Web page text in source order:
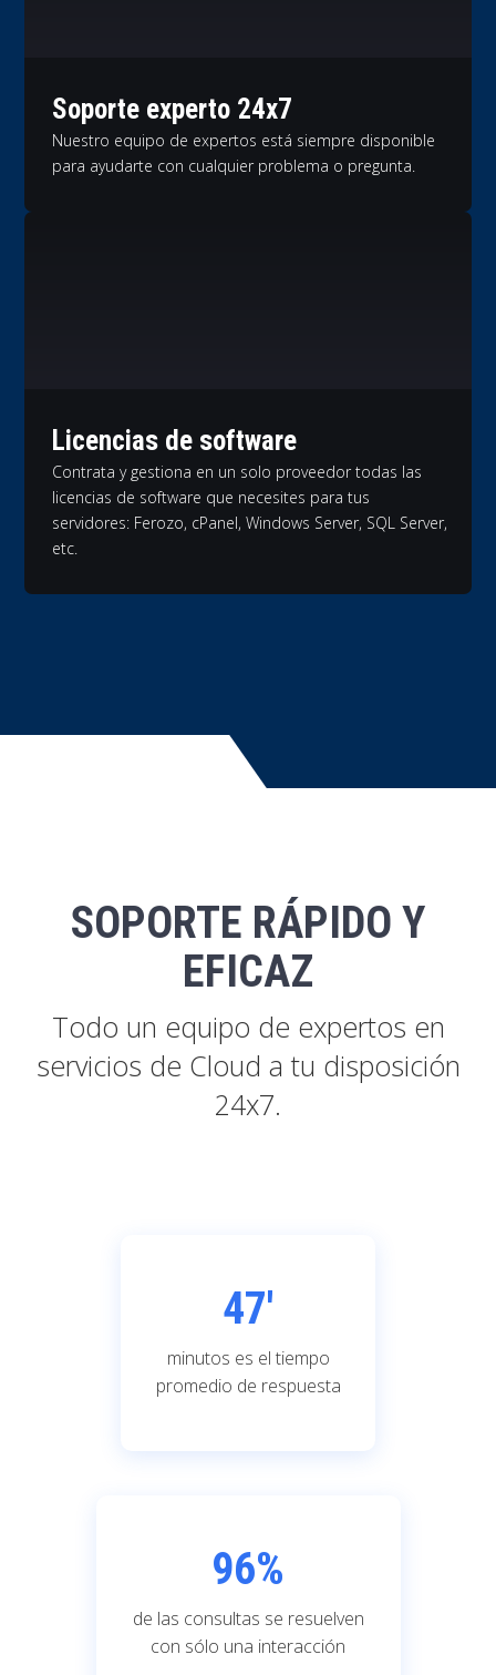
Soporte experto 24x7
Nuestro equipo de expertos está siempre disponible
para ayudarte con cualquier problema o pregunta.
Licencias de software
Contrata y gestiona en un solo proveedor todas las
licencias de software que necesites para tus
servidores: Ferozo, cPanel, Windows Server, SQL Server,
etc.
SOPORTE RÁPIDO Y
EFICAZ
Todo un equipo de expertos en
servicios de Cloud a tu disposición
24x7.
47'
minutos es el tiempo
promedio de respuesta
96%
de las consultas se resuelven
con sólo una interacción